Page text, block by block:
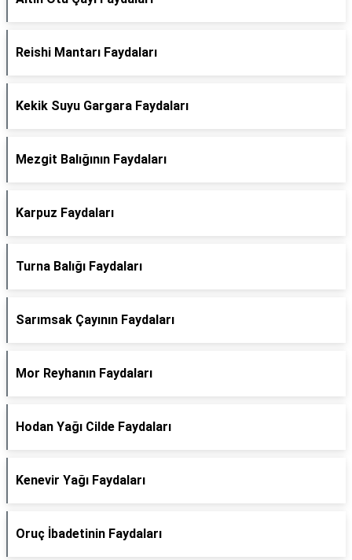
Reishi Mantarı Faydaları
Kekik Suyu Gargara Faydaları
Mezgit Balığının Faydaları
Karpuz Faydaları
Turna Balığı Faydaları
Sarımsak Çayının Faydaları
Mor Reyhanın Faydaları
Hodan Yağı Cilde Faydaları
Kenevir Yağı Faydaları
Oruç İbadetinin Faydaları